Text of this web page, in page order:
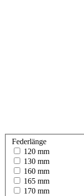
Federlänge
120 mm
130 mm
160 mm
165 mm
170 mm